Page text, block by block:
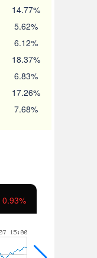
14.77%
5.62%
6.12%
18.37%
6.83%
17.26%
7.68%
1.01%